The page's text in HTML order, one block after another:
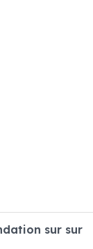
sur sur